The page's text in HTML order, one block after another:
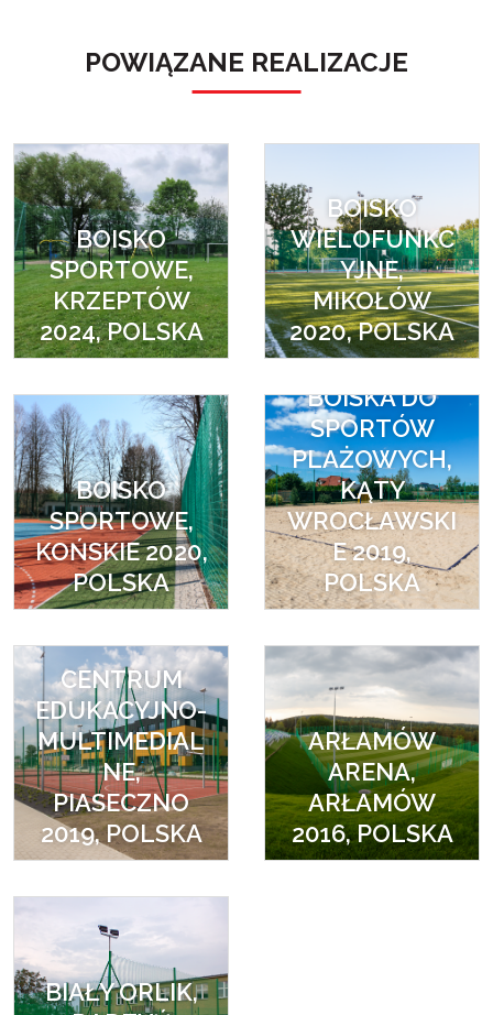
POWIĄZANE REALIZACJE
BOISKO
SPORTOWE,
KRZEPTÓW
2024, POLSKA
BOISKO
WIELOFUNKC
YJNE,
MIKOŁÓW
2020, POLSKA
BOISKO
SPORTOWE,
KOŃSKIE 2020,
POLSKA
BOISKA DO
SPORTÓW
PLAŻOWYCH,
KĄTY
WROCŁAWSKI
E 2019,
POLSKA
CENTRUM
EDUKACYJNO-
MULTIMEDIAL
NE,
PIASECZNO
2019, POLSKA
ARŁAMÓW
ARENA,
ARŁAMÓW
2016, POLSKA
BIAŁY ORLIK,